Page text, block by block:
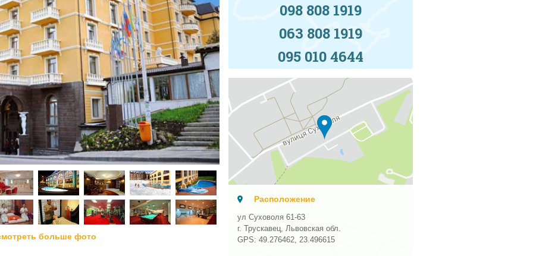
больше фото
098 808 1919
063 808 1919
095 010 4644
Расположение
ул Суховоля 61-63
г. Трускавец, Львовская обл.
GPS:49.276462,23.496615